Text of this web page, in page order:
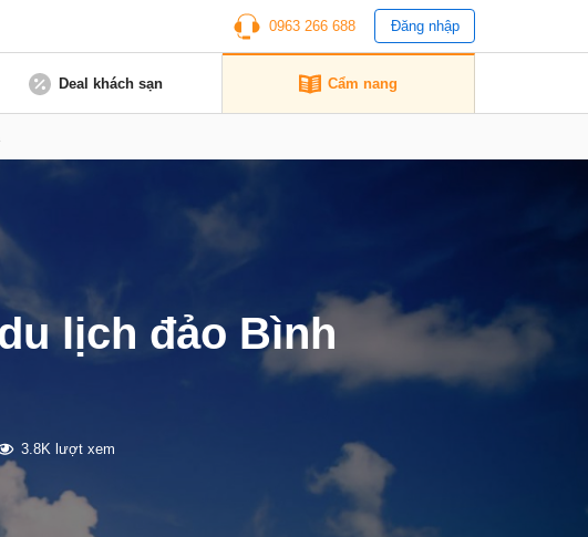
0963 266 688 Đăng nhập
Deal khách sạn Cẩm nang
lịch đảo Bình
3.8K lượt xem